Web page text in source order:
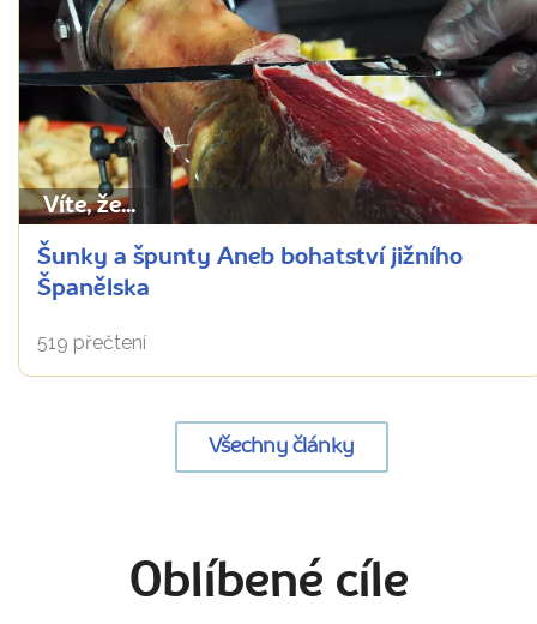
Víte, že...
Šunky a špunty Aneb bohatství jižního
Španělska
519 přečtení
Všechny články
Oblíbené cíle